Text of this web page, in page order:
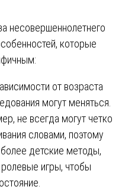
несовершеннолетнего
которые
от возраста
могут меняться.
не всегда могут четко
словами, поэтому
детские методы,
ролевые игры, чтобы